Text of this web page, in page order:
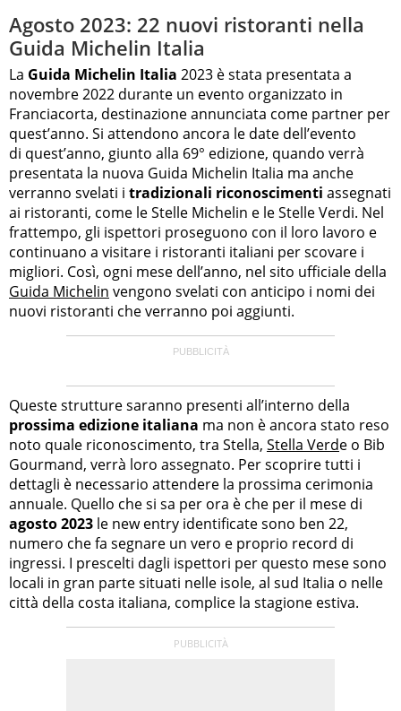
Agosto 2023: 22 nuovi ristoranti nella
Guida Michelin Italia
La Guida Michelin Italia 2023 è stata presentata a
novembre 2022 durante un evento organizzato in
Franciacorta, destinazione annunciata come partner per
quest’anno. Si attendono ancora le date dell’evento
di quest’anno, giunto alla 69° edizione, quando verrà
presentata la nuova Guida Michelin Italia ma anche
verranno svelati i tradizionali riconoscimenti assegnati
ai ristoranti, come le Stelle Michelin e le Stelle Verdi. Nel
frattempo, gli ispettori proseguono con il loro lavoro e
continuano a visitare i ristoranti italiani per scovare i
migliori. Così, ogni mese dell’anno, nel sito ufficiale della
Guida Michelin vengono svelati con anticipo i nomi dei
nuovi ristoranti che verranno poi aggiunti.
Queste strutture saranno presenti all’interno della
prossima edizione italiana ma non è ancora stato reso
noto quale riconoscimento, tra Stella, Stella Verde o Bib
Gourmand, verrà loro assegnato. Per scoprire tutti i
dettagli è necessario attendere la prossima cerimonia
annuale. Quello che si sa per ora è che per il mese di
agosto 2023 le new entry identificate sono ben 22,
numero che fa segnare un vero e proprio record di
ingressi. I prescelti dagli ispettori per questo mese sono
locali in gran parte situati nelle isole, al sud Italia o nelle
città della costa italiana, complice la stagione estiva.